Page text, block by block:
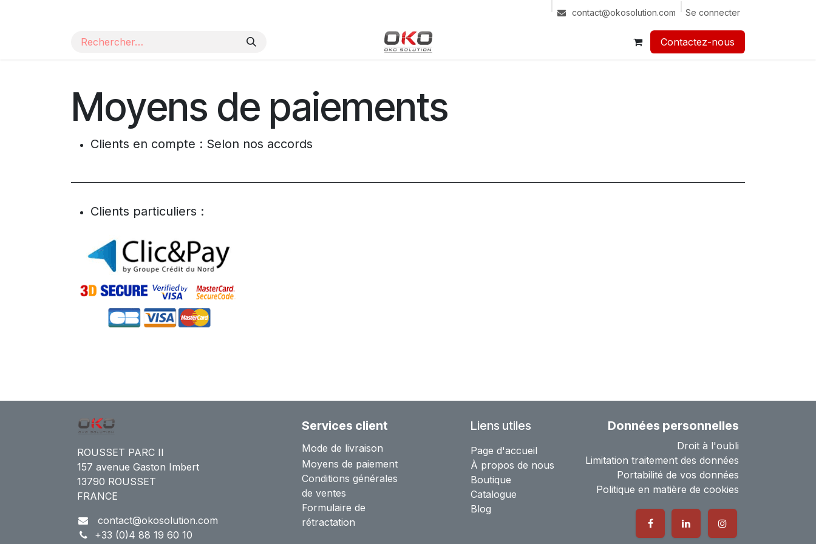
contact@okosolution.com Se connecter
Contactez-nous​​
Moyens de paiements
Clients en compte : Selon nos accords
Clients particuliers :
ROUSSET PARC II
157 avenue Gaston Imbert
13790 ROUSSET
FRANCE
contact@okosolution.com
+33 (0)4 88 19 60 10
Données personnelles
Droit à l'oubli
Limitation traitement des données
Portabilité de vos données
Politique en matière de cookies
Services client
Mode de livraison
Moyens de paiement
Conditions générales
de ventes
Formulaire de
rétractation
Liens utiles
Page d'accueil
À propos de nous
Boutique
Catalogue
Blog